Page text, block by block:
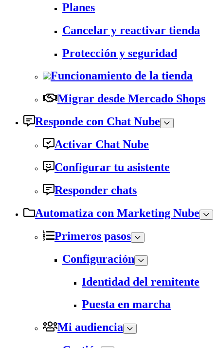
Planes
Cancelar y reactivar tienda
Protección y seguridad
Funcionamiento de la tienda
Migrar desde Mercado Shops
Responde con Chat Nube
Activar Chat Nube
Configurar tu asistente
Responder chats
Automatiza con Marketing Nube
Primeros pasos
Configuración
Identidad del remitente
Puesta en marcha
Mi audiencia